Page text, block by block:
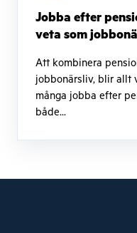
Jobba efter
veta som
Att kombinera
jobbonärsliv, blir allt
många jobba efter
både...